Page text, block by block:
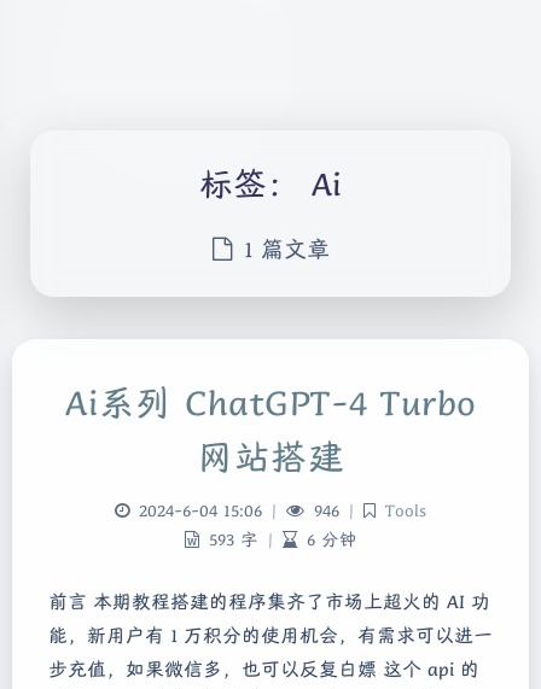
标签： Ai
1 篇文章
Ai系列 ChatGPT-4 Turbo
网站搭建
2024-6-04 15:06 | 946 |
Tools
593 字 | 6 分钟
前言 本期教程搭建的程序集齐了市场上超火的 AI 功
能，新用户有 1 万积分的使用机会，有需求可以进一
步充值，如果微信多，也可以反复白嫖 这个 api 的